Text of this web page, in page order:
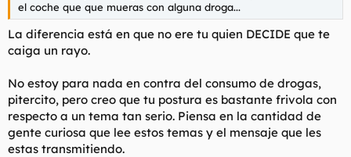
el coche que que mueras con alguna droga...
La diferencia está en que no ere tu quien DECIDE que te
caiga un rayo.
No estoy para nada en contra del consumo de drogas,
pitercito, pero creo que tu postura es bastante frivola con
respecto a un tema tan serio. Piensa en la cantidad de
gente curiosa que lee estos temas y el mensaje que les
estas transmitiendo.